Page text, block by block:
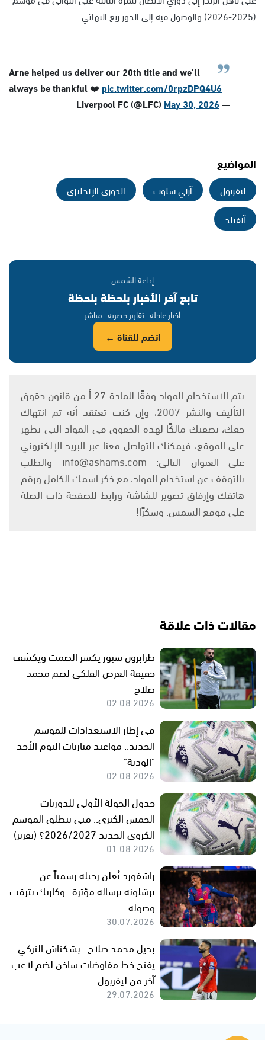
(2025-2026) والوصول فيه إلى الدور ربع النهائي.
Arne helped us deliver our 20th title and we’ll
always be thankful ❤️ pic.twitter.com/0rpzDPQ4U6
— Liverpool FC (@LFC)
May 30, 2026
المواضيع
ليفربول آرني سلوت
الدوري الإنجليزي
آنفيلد
إذاعة الشمس
تابع آخر الأخبار بلحظة بلحظة
أخبار عاجلة · تقارير حصرية · مباشر
انضم للقناة ←
يتم الاستخدام المواد وفقًا للمادة 27 أ من قانون حقوق
التأليف والنشر 2007، وإن كنت تعتقد أنه تم انتهاك
حقك، بصفتك مالكًا لهذه الحقوق في المواد التي تظهر
على الموقع، فيمكنك التواصل معنا عبر البريد الإلكتروني
على العنوان التالي: info@ashams.com والطلب
بالتوقف عن استخدام المواد، مع ذكر اسمك الكامل ورقم
هاتفك وإرفاق تصوير للشاشة ورابط للصفحة ذات الصلة
على موقع الشمس. وشكرًا!
مقالات ذات علاقة
طرابزون سبور يكسر الصمت ويكشف
حقيقة العرض الفلكي لضم محمد
صلاح
02.08.2026
في إطار الاستعدادات للموسم
الجديد.. مواعيد مباريات اليوم الأحد
"الودية"
02.08.2026
جدول الجولة الأولى للدوريات
الخمس الكبرى.. متى ينطلق الموسم
الكروي الجديد 2026/2027؟ (تقرير)
01.08.2026
راشفورد يُعلن رحيله رسمياً عن
برشلونة برسالة مؤثرة.. وكاريك يترقب
وصوله
30.07.2026
بديل محمد صلاح.. بشكتاش التركي
يفتح خط مفاوضات ساخن لضم لاعب
آخر من ليفربول
29.07.2026